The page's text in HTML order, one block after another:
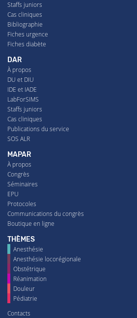
Staffs juniors
Cas cliniques
Bibliographie
Fiches urgence
Fiches diabète
DAR
À propos
DU et DIU
IDE et IADE
LabForSIMS
Staffs juniors
Cas cliniques
Publications du service
SOS ALR
MAPAR
À propos
Congrès
Séminaires
EPU
Protocoles
Communications du congrès
Boutique en ligne
THÈMES
Anesthésie
Anesthésie locorégionale
Obstétrique
Réanimation
Douleur
Pédiatrie
Contacts